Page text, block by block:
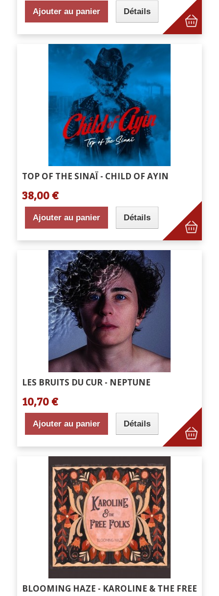
Ajouter au panier Détails
TOP OF THE SINAÏ - CHILD OF AYIN
38,00 €
Ajouter au panier Détails
LES BRUITS DU CUR - NEPTUNE
10,70 €
Ajouter au panier Détails
BLOOMING HAZE - KAROLINE & THE FREE